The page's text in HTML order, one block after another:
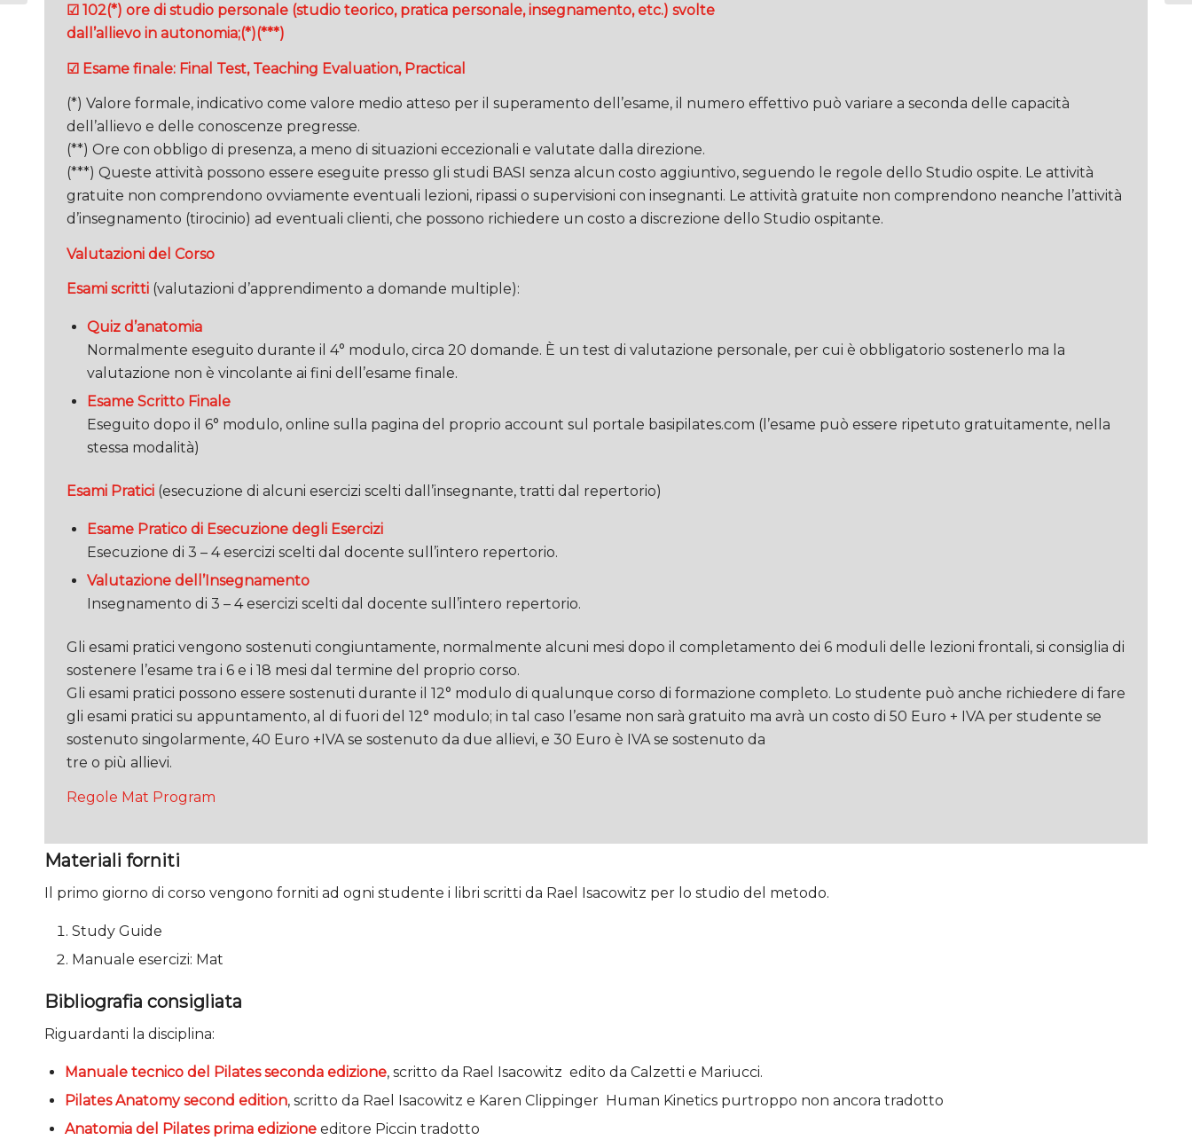
☑ 102(*) ore di studio personale (studio teorico, pratica personale, insegnamento, etc.) svolte
dall’allievo in autonomia;(*)(***)
☑ Esame finale: Final Test, Teaching Evaluation, Practical
(*) Valore formale, indicativo come valore medio atteso per il superamento dell’esame, il numero effettivo può variare a seconda delle capacità
dell’allievo e delle conoscenze pregresse.
(**) Ore con obbligo di presenza, a meno di situazioni eccezionali e valutate dalla direzione.
(***) Queste attività possono essere eseguite presso gli studi BASI senza alcun costo aggiuntivo, seguendo le regole dello Studio ospite. Le attività
gratuite non comprendono ovviamente eventuali lezioni, ripassi o supervisioni con insegnanti. Le attività gratuite non comprendono neanche l’attività
d’insegnamento (tirocinio) ad eventuali clienti, che possono richiedere un costo a discrezione dello Studio ospitante.
Valutazioni del Corso
Esami scritti(valutazioni d’apprendimento a domande multiple):
Quiz d’anatomia
Normalmente eseguito durante il 4° modulo, circa 20 domande. È un test di valutazione personale, per cui è obbligatorio sostenerlo ma la
valutazione non è vincolante ai fini dell’esame finale.
Esame Scritto Finale
Eseguito dopo il 6° modulo, online sulla pagina del proprio account sul portale basipilates.com (l’esame può essere ripetuto gratuitamente, nella
stessa modalità)
Esami Pratici(esecuzione di alcuni esercizi scelti dall’insegnante, tratti dal repertorio)
Esame Pratico di Esecuzione degli Esercizi
Esecuzione di 3 – 4 esercizi scelti dal docente sull’intero repertorio.
Valutazione dell’Insegnamento
Insegnamento di 3 – 4 esercizi scelti dal docente sull’intero repertorio.
Gli esami pratici vengono sostenuti congiuntamente, normalmente alcuni mesi dopo il completamento dei 6 moduli delle lezioni frontali, si consiglia di
sostenere l’esame tra i 6 e i 18 mesi dal termine del proprio corso.
Gli esami pratici possono essere sostenuti durante il 12° modulo di qualunque corso di formazione completo. Lo studente può anche richiedere di fare
gli esami pratici su appuntamento, al di fuori del 12° modulo; in tal caso l’esame non sarà gratuito ma avrà un costo di 50 Euro + IVA per studente se
sostenuto singolarmente, 40 Euro +IVA se sostenuto da due allievi, e 30 Euro è IVA se sostenuto da
tre o più allievi.
Regole Mat Program
Materiali forniti
Il primo giorno di corso vengono forniti ad ogni studente i libri scritti da Rael Isacowitz per lo studio del metodo.
Study Guide
Manuale esercizi: Mat
Bibliografia consigliata
Riguardanti la disciplina:
Manuale tecnico del Pilates seconda edizione, scritto da Rael Isacowitz edito da Calzetti e Mariucci.
Pilates Anatomy second edition, scritto da Rael Isacowitz e Karen Clippinger Human Kinetics purtroppo non ancora tradotto
Anatomia del Pilates prima edizione editore Piccin tradotto